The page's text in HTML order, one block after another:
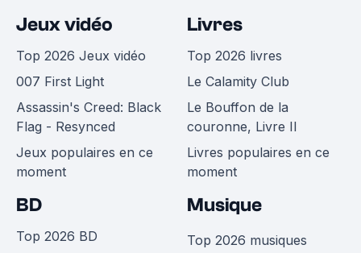
Jeux vidéo
Top 2026 Jeux vidéo
007 First Light
Assassin's Creed: Black
Flag - Resynced
Jeux populaires en ce
moment
Livres
Top 2026 livres
Le Calamity Club
Le Bouffon de la
couronne, Livre II
Livres populaires en ce
moment
BD
Top 2026 BD
Musique
Top 2026 musiques